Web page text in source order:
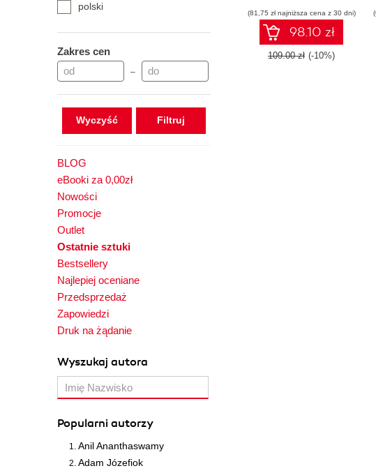
polski
Zakres cen
–
Wyczyść
BLOG
eBooki za 0,00zł
Nowości
Promocje
Outlet
Ostatnie sztuki
Bestsellery
Najlepiej oceniane
Przedsprzedaż
Zapowiedzi
Druk na żądanie
Wyszukaj autora
Popularni autorzy
Anil Ananthaswamy
Adam Józefiok
for iPhone, iPad, Mac,
and Apple Watch
(81,75 zł najniższa cena z 30 dni)
98.10 zł
109.00 zł (-10%)